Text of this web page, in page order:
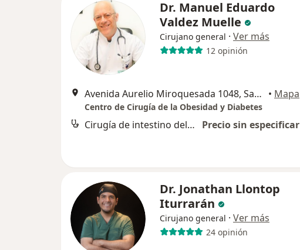
Dr. Manuel Eduardo
Valdez Muelle
Cirujano general · Ver más
12 opinión
Avenida Aurelio Miroquesada 1048, San Isidro • Mapa
Centro de Cirugía de la Obesidad y Diabetes
Cirugía de intestino delgado Precio sin especificar
Dr. Jonathan Llontop
Iturrarán
Cirujano general · Ver más
24 opinión